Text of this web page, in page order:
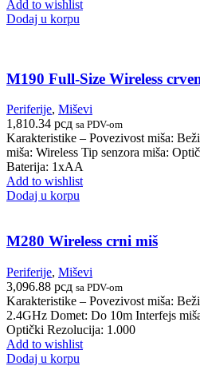
Add to wishlist
Dodaj u korpu
M190 Full-Size Wireless
Periferije, Miševi
1,810.34 рсд sa PDV-om
Karakteristike – Povezivost miša:
miša: Wireless Tip senzora miša:
Baterija: 1xAA
Add to wishlist
Dodaj u korpu
M280 Wireless crni miš
Periferije, Miševi
3,096.88 рсд sa PDV-om
Karakteristike – Povezivost miša:
2.4GHz Domet: Do 10m Interfejs
Optički Rezolucija: 1.000
Add to wishlist
Dodaj u korpu